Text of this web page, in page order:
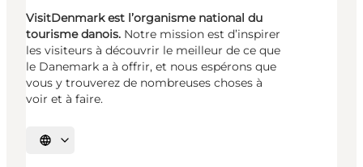
VisitDenmark est l’organisme national du
tourisme danois. Notre mission est d’inspirer
les visiteurs à découvrir le meilleur de ce que
le Danemark a à offrir, et nous espérons que
vous y trouverez de nombreuses choses à
voir et à faire.
Choisissez la langue